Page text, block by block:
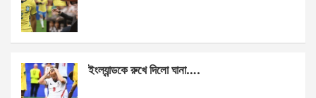
ইংল্যান্ডকে রুখে দিলো ঘানা….